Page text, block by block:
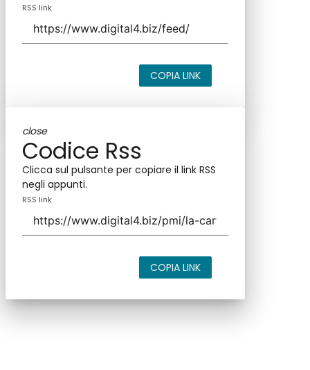
RSS link
COPIA LINK
close
Codice Rss
Clicca sul pulsante per copiare il link RSS
negli appunti.
RSS link
COPIA LINK